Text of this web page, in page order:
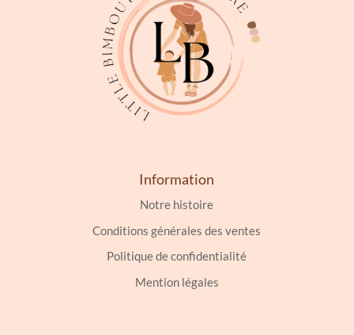
sur
la
page
du
produit
Information
Notre histoire
Conditions générales des ventes
Politique de confidentialité
Mention légales